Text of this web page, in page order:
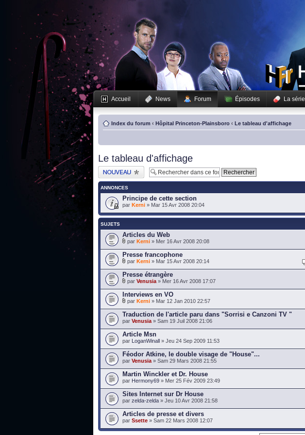
Accueil News Forum Épisodes La série
Index du forum ‹ Hôpital Princeton-Plainsboro ‹ Le tableau d'affichage
Le tableau d'affichage
Publier un nouveau
sujet
ANNONCES
Principe de cette section
par Kerni » Mar 15 Avr 2008 20:04
SUJETS
Articles du Web
par Kerni » Mer 16 Avr 2008 20:08
Presse francophone
par Kerni » Mar 15 Avr 2008 20:14
Presse étrangère
par Venusia » Mer 16 Avr 2008 17:07
Interviews en VO
par Kerni » Mar 12 Jan 2010 22:57
Traduction de l'article paru dans "Sorrisi e Canzoni TV "
par Venusia » Sam 19 Juil 2008 21:06
Article Msn
par LoganWinall » Jeu 24 Sep 2009 11:53
Féodor Atkine, le double visage de "House"...
par Venusia » Sam 29 Mars 2008 21:55
Martin Winckler et Dr. House
par Hermony69 » Mer 25 Fév 2009 23:49
Sites Internet sur Dr House
par zelda-zelda » Jeu 10 Avr 2008 21:58
Articles de presse et divers
par Ssette » Sam 22 Mars 2008 12:07